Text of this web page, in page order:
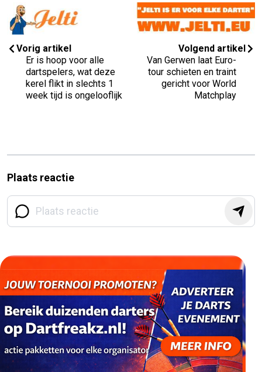
Vorig artikel
Er is hoop voor alle
dartspelers, wat deze
kerel flikt in slechts 1
week tijd is ongelooflijk
Volgend artikel
Van Gerwen laat Euro-
tour schieten en traint
gericht voor World
Matchplay
Plaats reactie